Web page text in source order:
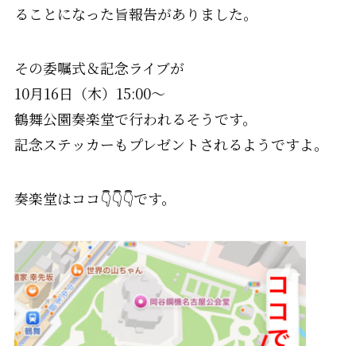
ることになった旨報告がありました。
その委嘱式＆記念ライブが
10月16日（木）15:00～
鶴舞公園奏楽堂で行われるそうです。
記念ステッカーもプレゼントされるようですよ。
奏楽堂はココ👇👇👇です。